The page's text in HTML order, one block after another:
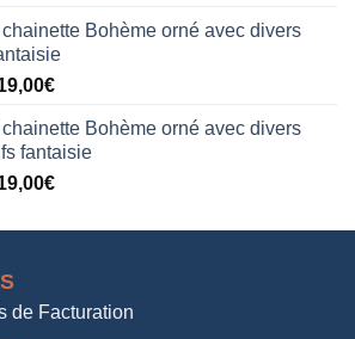
:
actuel
est :
19,00€.
Bohème orné avec divers
:
€Le
actuel
est :
19,00€.
Bohème orné avec divers
fantaisie
€Le
actuel
de Facturation